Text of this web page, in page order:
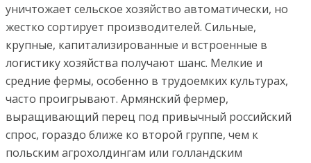
уничтожает сельское хозяйство автоматически, но
жестко сортирует производителей. Сильные,
крупные, капитализированные и встроенные в
логистику хозяйства получают шанс. Мелкие и
средние фермы, особенно в трудоемких культурах,
часто проигрывают. Армянский фермер,
выращивающий перец под привычный российский
спрос, гораздо ближе ко второй группе, чем к
польским агрохолдингам или голландским